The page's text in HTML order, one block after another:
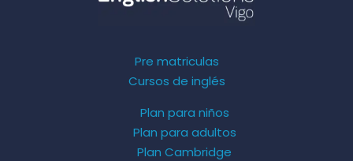
Pre matriculas
Cursos de inglés
Plan para niños
Plan para adultos
Plan Cambridge